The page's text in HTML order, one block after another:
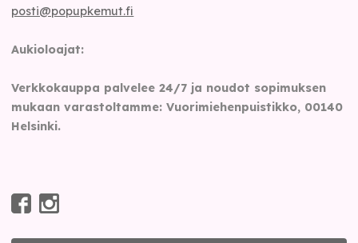
posti@popupkemut.fi
Aukioloajat:
Verkkokauppa palvelee 24/7 ja noudot sopimuksen
mukaan varastoltamme: Vuorimiehenpuistikko, 00140
Helsinki.